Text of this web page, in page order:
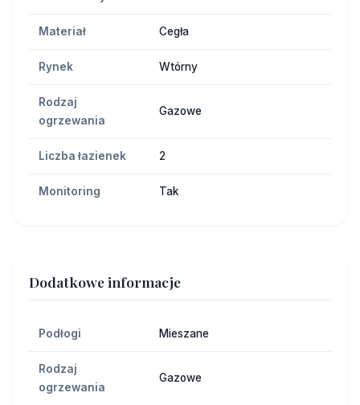
Materiał Cegła
Rynek Wtórny
Rodzaj
ogrzewania
Gazowe
Liczba łazienek 2
Monitoring Tak
Dodatkowe informacje
Podłogi Mieszane
Rodzaj
ogrzewania
Gazowe